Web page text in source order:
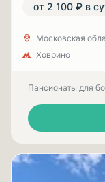
от 2 100 ₽ в
Московская
Ховрино
Пансионаты для